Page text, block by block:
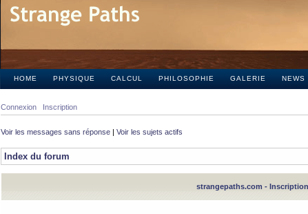
HOME PHYSIQUE CALCUL PHILOSOPHIE GALERIE NEWS
Connexion Inscription
Voir les messages sans réponse | Voir les sujets actifs
Index du forum
strangepaths.com - Inscription